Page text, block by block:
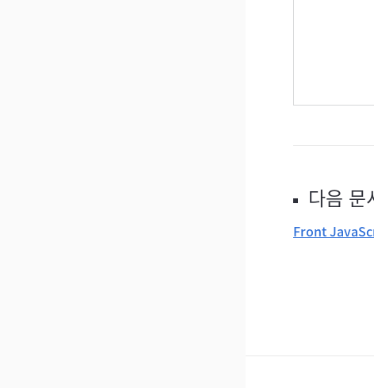
다음 문
Front